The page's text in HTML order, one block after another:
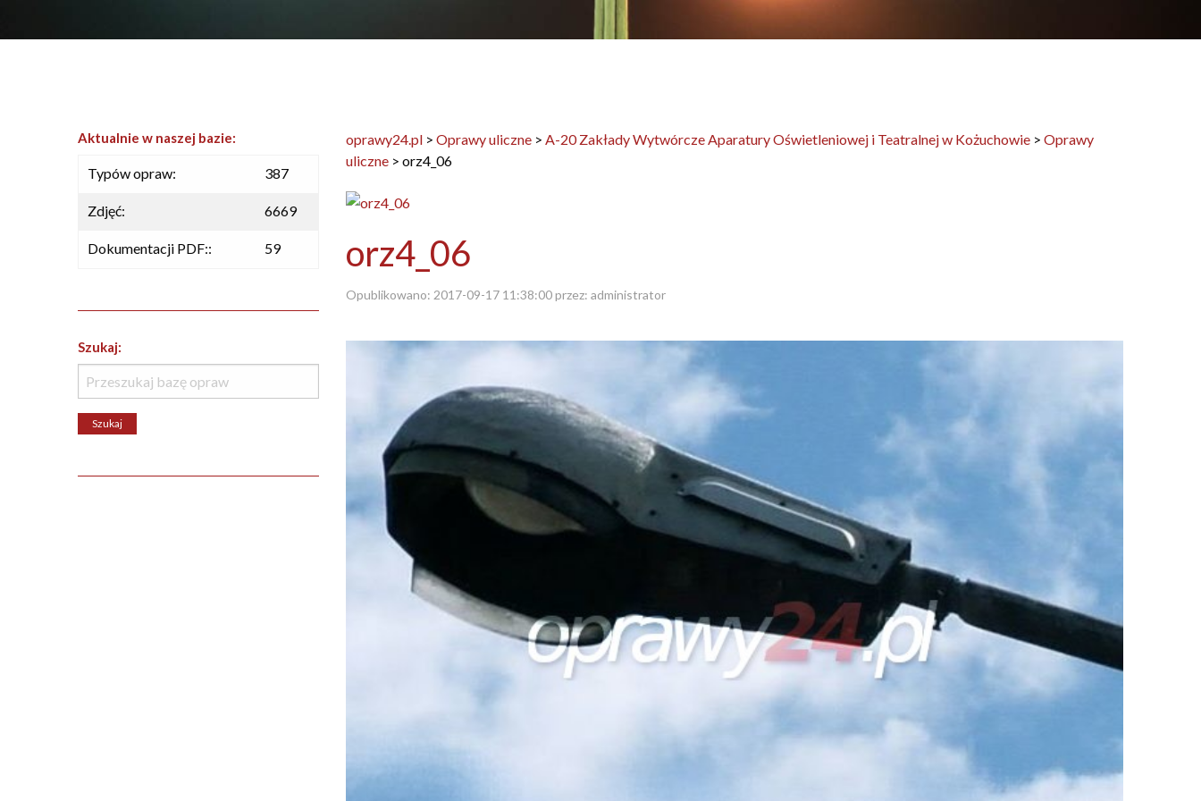
oprawy24.pl > Oprawy uliczne > A-20 Zakłady Wytwórcze Aparatury Oświetleniowej i Teatralnej w Kożuchowie > Oprawy
uliczne > orz4_06
orz4_06
Opublikowano: 2017-09-17 11:38:00przez: administrator
Aktualnie w naszej bazie:
Typów opraw: 387
Zdjęć: 6669
Dokumentacji PDF:: 59
Szukaj: